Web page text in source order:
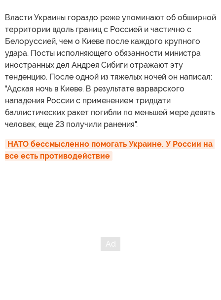
Власти Украины гораздо реже упоминают об обширной
территории вдоль границ с Россией и частично с
Белоруссией, чем о Киеве после каждого крупного
удара. Посты исполняющего обязанности министра
иностранных дел Андрея Сибиги отражают эту
тенденцию. После одной из тяжелых ночей он написал:
"Адская ночь в Киеве. В результате варварского
нападения России с применением тридцати
баллистических ракет погибли по меньшей мере девять
человек, еще 23 получили ранения".
НАТО бессмысленно помогать Украине. У России на
все есть противодействие